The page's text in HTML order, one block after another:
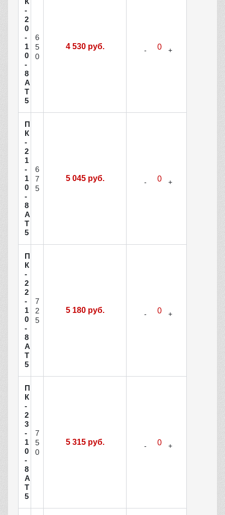
-
2
0
-
1
0
-
8
А
Т
5
6
5
0
4 530 руб.
П
К
-
2
1
-
1
0
-
8
А
Т
5
6
7
5
5 045 руб.
П
К
-
2
2
-
1
0
-
8
А
Т
5
7
2
5
5 180 руб.
П
К
-
2
3
-
1
0
-
8
А
Т
5
7
5
0
5 315 руб.